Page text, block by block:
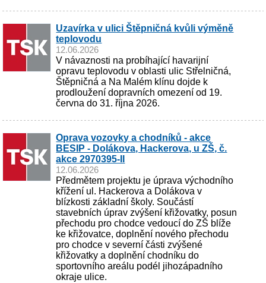
Uzavírka v ulici Štěpničná kvůli výměně
teplovodu
12.06.2026
V návaznosti na probíhající havarijní
opravu teplovodu v oblasti ulic Střelničná,
Štěpničná a Na Malém klínu dojde k
prodloužení dopravních omezení od 19.
června do 31. října 2026.
Oprava vozovky a chodníků - akce
BESIP - Dolákova, Hackerova, u ZŠ, č.
akce 2970395-II
12.06.2026
Předmětem projektu je úprava východního
křížení ul. Hackerova a Dolákova v
blízkosti základní školy. Součástí
stavebních úprav zvýšení křižovatky, posun
přechodu pro chodce vedoucí do ZŠ blíže
ke křižovatce, doplnění nového přechodu
pro chodce v severní části zvýšené
křižovatky a doplnění chodníku do
sportovního areálu podél jihozápadního
okraje ulice.